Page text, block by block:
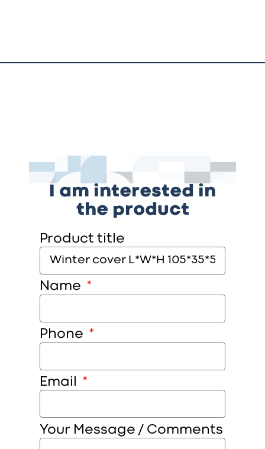
I am interested in
the product
Product title
Name
Phone
Email
Your Message / Comments